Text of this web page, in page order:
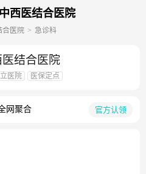
西医结合医院
合医院 急诊科
结合医院
医院 医保定点
网聚合 官方认领